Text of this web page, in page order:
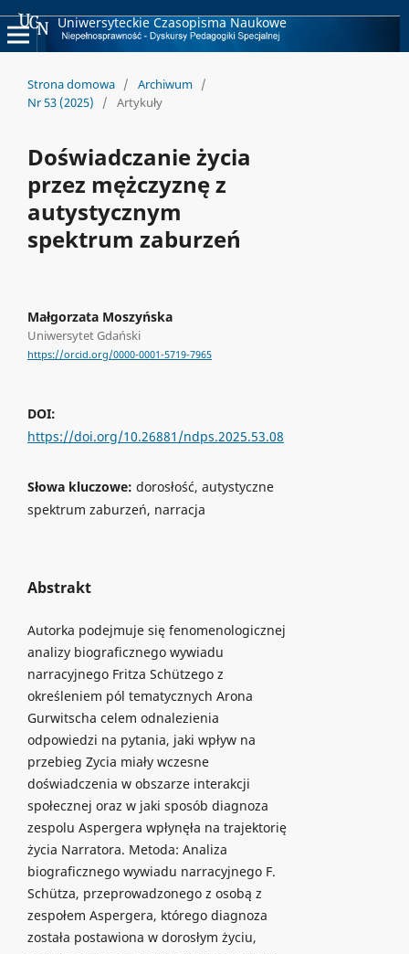
Uniwersyteckie Czasopisma Naukowe
Strona domowa / Archiwum /
Nr 53 (2025)
/ Artykuły
Doświadczanie życia
przez mężczyznę z
autystycznym
spektrum zaburzeń
Małgorzata Moszyńska
Uniwersytet Gdański
https://orcid.org/0000-0001-5719-7965
DOI:
https://doi.org/10.26881/ndps.2025.53.08
Słowa kluczowe: dorosłość, autystyczne
spektrum zaburzeń, narracja
Abstrakt
Autorka podejmuje się fenomenologicznej
analizy biograficznego wywiadu
narracyjnego Fritza Schützego z
określeniem pól tematycznych Arona
Gurwitscha celem odnalezienia
odpowiedzi na pytania, jaki wpływ na
przebieg Zycia miały wczesne
doświadczenia w obszarze interakcji
społecznej oraz w jaki sposób diagnoza
zespolu Aspergera wpłynęła na trajektorię
życia Narratora. Metoda: Analiza
biograficznego wywiadu narracyjnego F.
Schütza, przeprowadzonego z osobą z
zespołem Aspergera, którego diagnoza
została postawiona w dorosłym życiu,